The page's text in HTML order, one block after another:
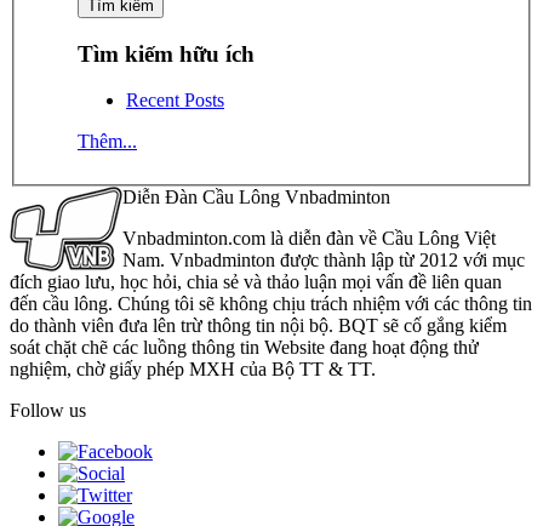
Tìm kiếm hữu ích
Recent Posts
Thêm...
Diễn Đàn Cầu Lông Vnbadminton
Vnbadminton.com là diễn đàn về Cầu Lông Việt
Nam. Vnbadminton được thành lập từ 2012 với mục
đích giao lưu, học hỏi, chia sẻ và thảo luận mọi vấn đề liên quan
đến cầu lông. Chúng tôi sẽ không chịu trách nhiệm với các thông tin
do thành viên đưa lên trừ thông tin nội bộ. BQT sẽ cố gắng kiểm
soát chặt chẽ các luồng thông tin Website đang hoạt động thử
nghiệm, chờ giấy phép MXH của Bộ TT & TT.
Follow us